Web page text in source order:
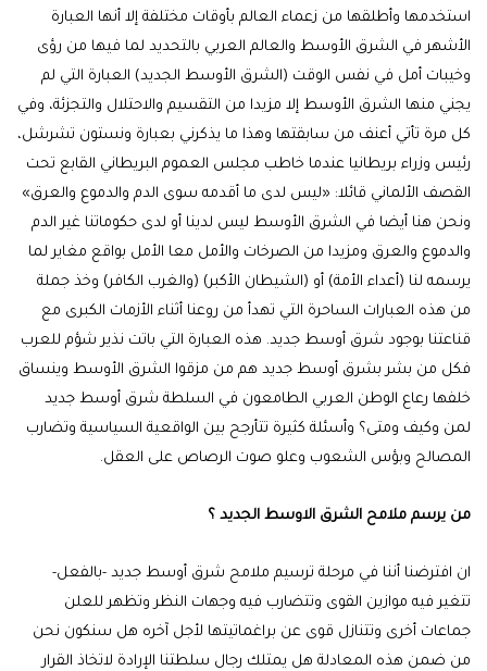
استخدمها وأطلقها من زعماء العالم بأوقات مختلفة إلا أنها العبارة
الأشهر في الشرق الأوسط والعالم العربي بالتحديد لما فيها من رؤى
وخيبات أمل في نفس الوقت (الشرق الأوسط الجديد) العبارة التي لم
يجني منها الشرق الأوسط إلا مزيدا من التقسيم والاحتلال والتجزئة، وفي
كل مرة تأتي أعنف من سابقتها وهذا ما يذكرني بعبارة ونستون تشرشل،
رئيس وزراء بريطانيا عندما خاطب مجلس العموم البريطاني القابع تحت
القصف الألماني قائلا: «ليس لدى ما أقدمه سوى الدم والدموع والعرق»
ونحن هنا أيضا في الشرق الأوسط ليس لدينا أو لدى حكوماتنا غير الدم
والدموع والعرق ومزيدا من الصرخات والأمل معا الأمل بواقع مغاير لما
يرسمه لنا (أعداء الأمة) أو (الشيطان الأكبر) (والغرب الكافر) وخذ جملة
من هذه العبارات الساحرة التي تهدأ من روعنا أثناء الأزمات الكبرى مع
قناعتنا بوجود شرق أوسط جديد. هذه العبارة التي باتت نذير شؤم للعرب
فكل من بشر بشرق أوسط جديد هم من مزقوا الشرق الأوسط وينساق
خلفها رعاع الوطن العربي الطامعون في السلطة شرق أوسط جديد
لمن وكيف ومتى؟ وأسئلة كثيرة تتأرجح بين الواقعية السياسية وتضارب
المصالح وبؤس الشعوب وعلو صوت الرصاص على العقل.
من يرسم ملامح الشرق الاوسط الجديد ؟
ان افترضنا أننا في مرحلة ترسيم ملامح شرق أوسط جديد -بالفعل-
تتغير فيه موازين القوى وتتضارب فيه وجهات النظر وتظهر للعلن
جماعات أخرى وتتنازل قوى عن براغماتيتها لأجل آخره هل سنكون نحن
من ضمن هذه المعادلة هل يمتلك رجال سلطتنا الإرادة لاتخاذ القرار